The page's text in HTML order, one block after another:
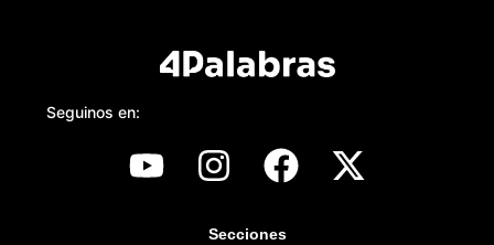
Seguinos en:
Secciones